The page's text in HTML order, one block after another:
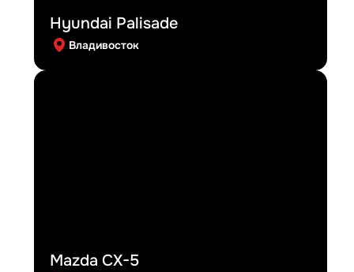
Hyundai Palisade
Владивосток
Mazda CX-5